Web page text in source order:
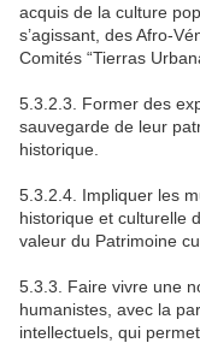
acquis de la culture
s’agissant, des Afro-
Comités “Tierras
5.3.2.3. Former des
sauvegarde de leur
historique.
5.3.2.4. Impliquer les
historique et culturelle
valeur du Patrimoine
5.3.3. Faire vivre une
humanistes, avec la
intellectuels, qui